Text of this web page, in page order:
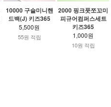
10000 구슬미니핸
드백(J) 키즈365
5,500원
55원 적립
2000 핑크풋쪼꼬미
피규어컴퍼스세트
키즈365
1,000원
10원 적립